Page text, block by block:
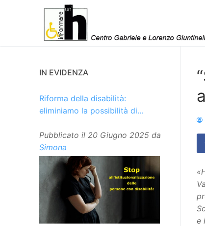
e
IN EVIDENZA
Riforma della disabilità:
eliminiamo la possibilità di
Pubblicato il 20 Giugno 2025 da
Simona